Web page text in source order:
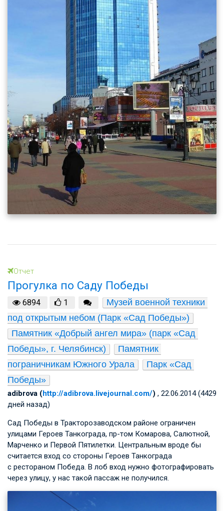
Отчет
Прогулка по Саду Победы
6894 1
Музей военной техники
под открытым небом (Парк «Сад Победы»)
Памятник «Добрый ангел мира» (парк «Сад
Победы», г. Челябинск)
Памятник
пограничникам Южного Урала
Парк «Сад
Победы»
adibrova (http://adibrova.livejournal.com/) , 22.06.2014 (4429
дней назад)
Сад Победы в Тракторозаводском районе ограничен
улицами Героев Танкограда, пр-том Комарова, Салютной,
Марченко и Первой Пятилетки. Центральным вроде бы
считается вход со стороны Героев Танкограда
с рестораном Победа. В лоб вход нужно фотографировать
через улицу, у нас такой пассаж не получился.